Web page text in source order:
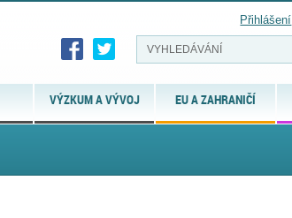
VÝZKUM A VÝVOJ EU A ZAHRANIČÍ
Přihlášení